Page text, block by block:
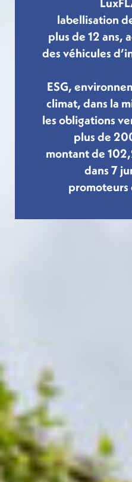
labellisation
plus de 12 ans,
des véhicules
ESG,
climat, dans la
les obligations
plus de
montant de
dans 7
promoteurs